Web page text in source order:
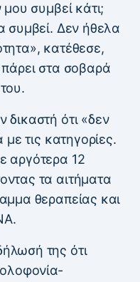
μου συμβεί κάτι;
συμβεί. Δεν ήθελα
κατέθεσε,
στα σοβαρά
δικαστή ότι «δεν
με τις κατηγορίες.
αργότερα 12
τα αιτήματα
θεραπείας και
της ότι